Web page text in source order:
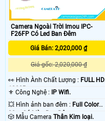
Camera Ngoài Trời Imou IPC-
F26FP Có Led Ban Đêm
Giá Bán: 2,020,000 ₫
Giá gốc: 2,020,000 ₫
️👀 Hình Ành Chất Lượng : FULL HD
1080P .
⚜️ Công Nghệ :
IP Wifi.
💥 Hình ảnh ban đêm : Full Color
30m Có Màu Ban Ðêm.
🎲 Mẫu Camera Thân Kim loại.